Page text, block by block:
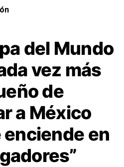
del Mundo
vez más
de
a México
enciende en